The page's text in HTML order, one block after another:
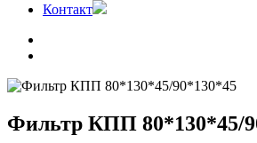
Контакт
Фильтр КПП 80*130*45/